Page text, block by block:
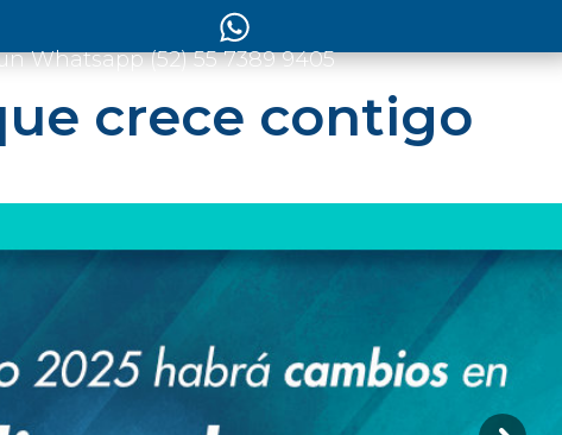
Whatsapp (52) 55 7389 9405
crece contigo